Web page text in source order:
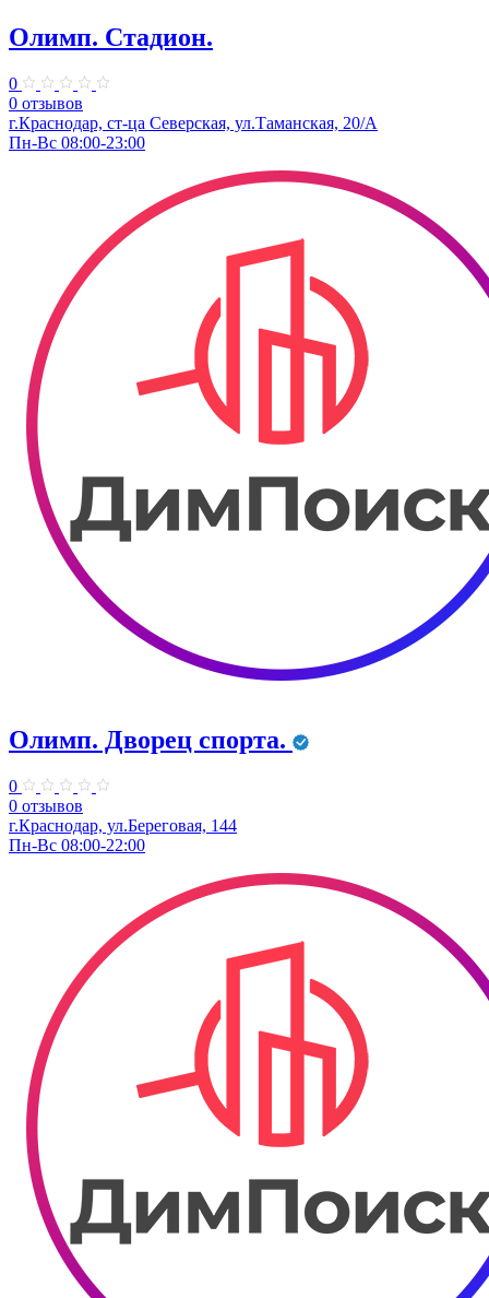
Олимп. Стадион.
0
0 отзывов
г.Краснодар, ст-ца Северская, ул.Таманская, 20/А
Пн-Вс 08:00-23:00
Олимп. Дворец спорта.
0
0 отзывов
г.Краснодар, ул.Береговая, 144
Пн-Вс 08:00-22:00